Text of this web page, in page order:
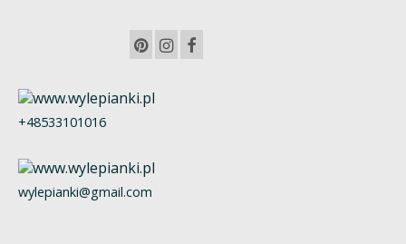
+48533101016
wylepianki@gmail.com